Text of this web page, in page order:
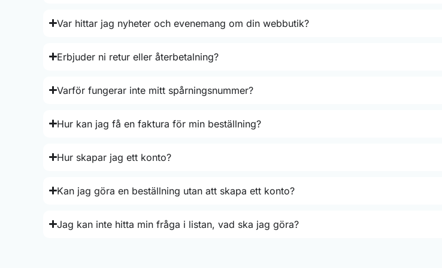
Var hittar jag nyheter och evenemang om din webbutik?
Erbjuder ni retur eller återbetalning?
Varför fungerar inte mitt spårningsnummer?
Hur kan jag få en faktura för min beställning?
Hur skapar jag ett konto?
Kan jag göra en beställning utan att skapa ett konto?
Jag kan inte hitta min fråga i listan, vad ska jag göra?